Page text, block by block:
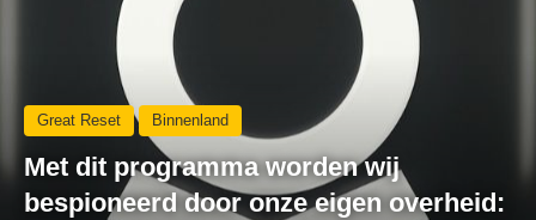
Great Reset Binnenland
Met dit programma worden wij
bespioneerd door onze eigen overheid: